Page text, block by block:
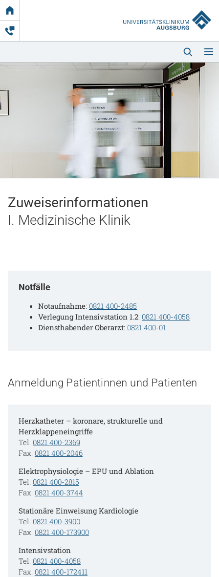
Link
zur
Startseite
Kliniken & Einrichtungen
Notaufnahme
Zuweiserinformationen
I. Medizinische Klinik
Notfälle
Notaufnahme: 0821 400-2485
Verlegung Intensivstation 1.2: 0821 400-4058
Diensthabender Oberarzt: 0821 400-01
Anmeldung Patientinnen und Patienten
Herzkatheter – koronare, strukturelle und
Herzklappeneingriffe
Tel. 0821 400-2369
Fax. 0821 400-2046
Elektrophysiologie – EPU und Ablation
Tel. 0821 400-2815
Fax. 0821 400-3744
Stationäre Einweisung Kardiologie
Tel. 0821 400-3900
Fax. 0821 400-173900
Intensivstation
Tel. 0821 400-4058
Fax. 0821 400-172411